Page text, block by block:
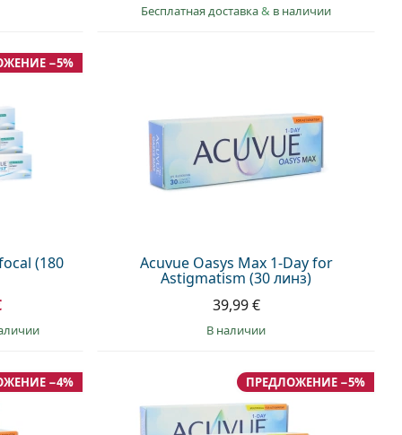
Бесплатная доставка& в наличии
(180
−5%
Acuvue Oasys Max 1-Day for
Astigmatism (30 линз)
39,99 €
в наличии
−4% ПРЕДЛОЖЕНИЕ −5%